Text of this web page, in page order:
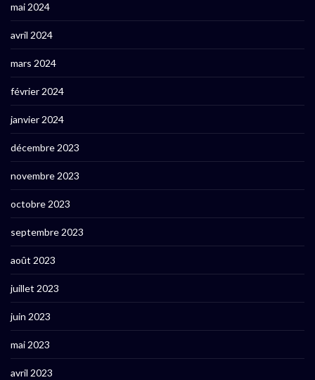
mai 2024
avril 2024
mars 2024
février 2024
janvier 2024
décembre 2023
novembre 2023
octobre 2023
septembre 2023
août 2023
juillet 2023
juin 2023
mai 2023
avril 2023